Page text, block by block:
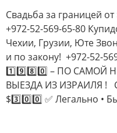
Свадьба за границей от
+972-52-569-65-80
Чехии, Грузии, Юте
и по закону! +972-52-
1️⃣9️⃣8️⃣0️⃣ – ПО САМОЙ
ВЫЕЗДА ИЗ ИЗРАИЛЯ !
$3️⃣0️⃣0️⃣ ✅ Легально •